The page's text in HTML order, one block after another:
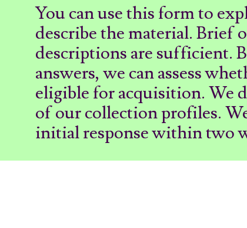
You can use this form to
describe the material. Brief
descriptions are sufficient.
answers, we can assess
eligible for acquisition. We
of our collection profiles.
initial response within two